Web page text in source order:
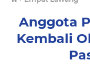
Anggota
Kembali